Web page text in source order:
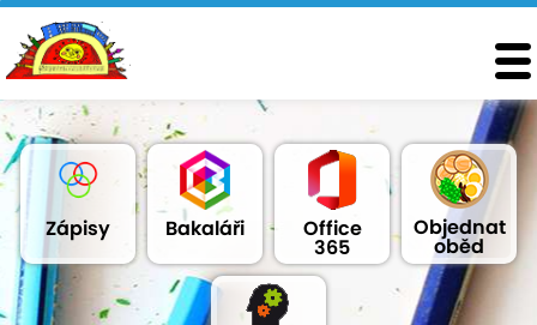
Zápisy Bakaláři
Office
365
Objednat
oběd